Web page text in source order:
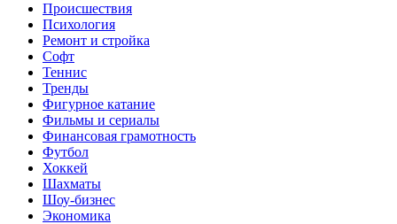
Происшествия
Психология
Ремонт и стройка
Софт
Теннис
Тренды
Фигурное катание
Фильмы и сериалы
Финансовая грамотность
Футбол
Хоккей
Шахматы
Шоу-бизнес
Экономика